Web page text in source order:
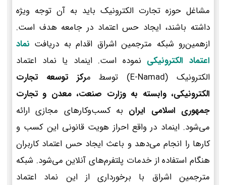
مشاغل حوزه تجارت الکترونیک باید به آن توجه ویژه
داشته باشند، ایجاد حس اعتماد در جامعه هدف است.
ازهمین‌رو شبکه مترجمین اشراق اقدام به دریافت نماد
اعتماد الکترونیکی نموده است. اینماد یا نماد اعتماد
الکترونیک (E-Namad) توسط م
رکز توسعه تجارت
الکترونیکی، وابسته به وزارت صنعت، معدن و تجارت
جمهوری اسلامی ایران به کسب‌وکارهای مجازی ارائه
می‌شود. اینماد در واقع احراز هویت قانونی این کسب و
کارها را انجام می‌دهد و باعث ایجاد حس اعتماد کاربران
هنگام استفاده از خدمات پلتفرم‌های آنلاین می‌شود. شبکه
مترجمین اشراق با برخورداری از این نماد اعتماد